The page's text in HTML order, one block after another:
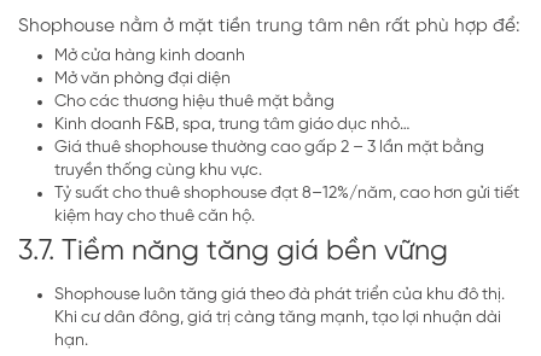
Shophouse nằm ở mặt tiền trung tâm nên rất phù hợp để:
Mở cửa hàng kinh doanh
Mở văn phòng đại diện
Cho các thương hiệu thuê mặt bằng
Kinh doanh F&B, spa, trung tâm giáo dục nhỏ…
Giá thuê shophouse thường cao gấp 2 – 3 lần mặt bằng
truyền thống cùng khu vực.
Tỷ suất cho thuê shophouse đạt 8–12%/năm, cao hơn gửi tiết
kiệm hay cho thuê căn hộ.
3.7. Tiềm năng tăng giá bền vững
Shophouse luôn tăng giá theo đà phát triển của khu đô thị.
Khi cư dân đông, giá trị càng tăng mạnh, tạo lợi nhuận dài
hạn.